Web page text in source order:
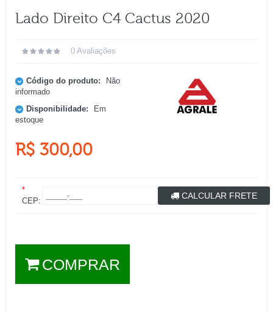
Lado Direito C4 Cactus 2020
0 Avaliações
Código do produto:
Não
informado
Disponibilidade:
Em
estoque
R$ 300,00
*
CEP:
CALCULAR FRETE
COMPRAR